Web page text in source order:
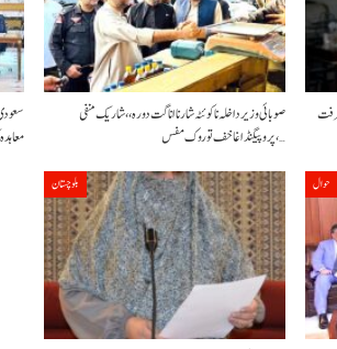
صوبائی وزیر داخلہ نا کوئٹہ شار نا اناگت دورہ،، شاریک منفی
پروپیگنڈا غا خف توروک مفس،…
بلوچستان حوال